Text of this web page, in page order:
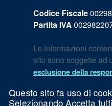
Questo sito fa uso di
Selezionando Accetta
Codice Fiscale
Partita IVA
Le informazioni
sito sono soggette ad
esclusione della